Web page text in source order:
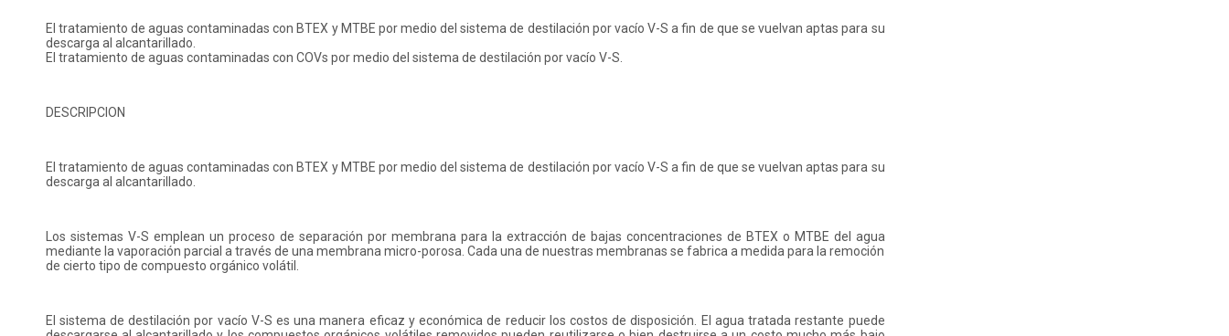
El tratamiento de aguas contaminadas con BTEX y MTBE por medio del sistema de destilación por vacío V-S a fin de que se vuelvan aptas para su
descarga al alcantarillado.
El tratamiento de aguas contaminadas con COVs por medio del sistema de destilación por vacío V-S.
DESCRIPCION
El tratamiento de aguas contaminadas con BTEX y MTBE por medio del sistema de destilación por vacío V-S a fin de que se vuelvan aptas para su
descarga al alcantarillado.
Los sistemas V-S emplean un proceso de separación por membrana para la extracción de bajas concentraciones de BTEX o MTBE del agua
mediante la vaporación parcial a través de una membrana micro-porosa. Cada una de nuestras membranas se fabrica a medida para la remoción
de cierto tipo de compuesto orgánico volátil.
El sistema de destilación por vacío V-S es una manera eficaz y económica de reducir los costos de disposición. El agua tratada restante puede